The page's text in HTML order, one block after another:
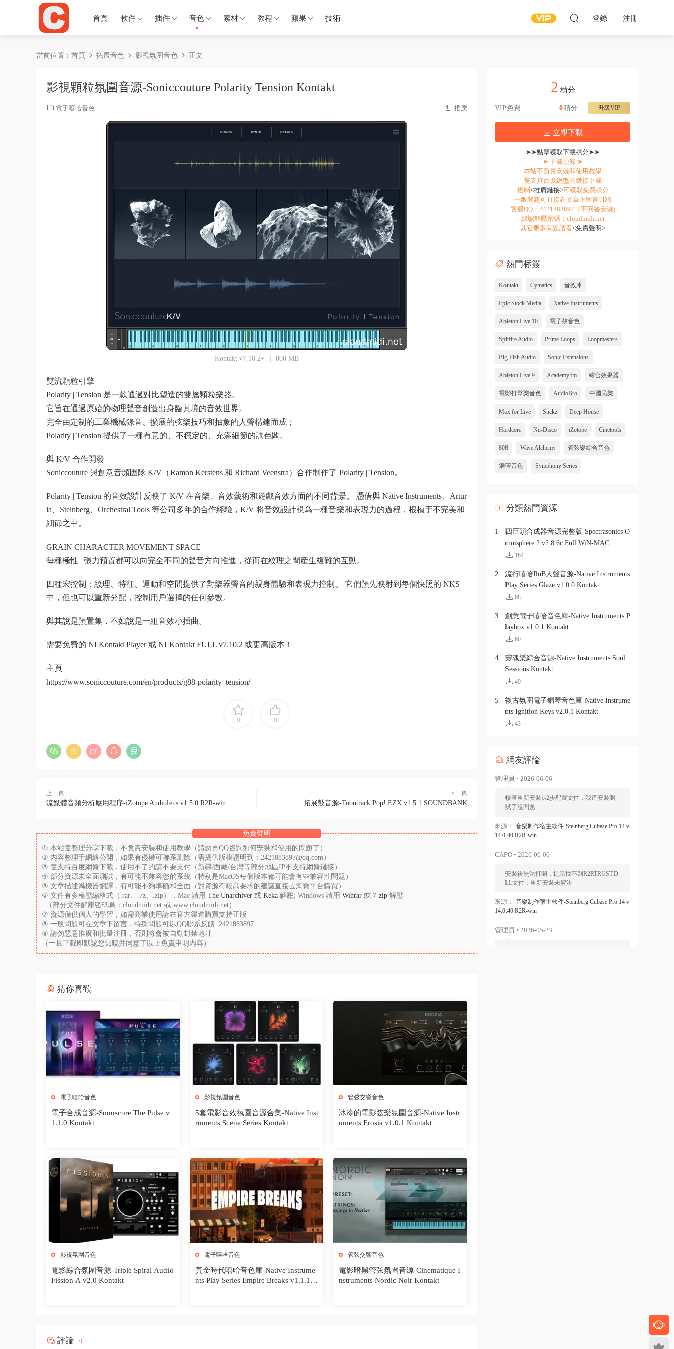
首頁 軟件 插件 音色 素材 教程 蘋果 技術 登錄 注冊
當前位置： 首頁 拓展音色 影視氛圍音色 正文
影視顆粒氛圍音源-Soniccouture Polarity Tension Kontakt
電子嘻哈音色 推廣
Kontakt v7.10.2+ ｜ 800 MB
雙流顆粒引擎
Polarity | Tension 是一款通過對比塑造的雙層顆粒樂器。
它旨在通過原始的物理聲音創造出身臨其境的音效世界。
完全由定制的工業機械錄音、擴展的弦樂技巧和抽象的人聲構建而成；
Polarity | Tension 提供了一種有意的、不穩定的、充滿細節的調色闆。
與 K/V 合作開發
Soniccouture 與創意音頻團隊 K/V（Ramon Kerstens 和 Richard Veenstra）合作制作了 Polarity | Tension。
Polarity | Tension 的音效設計反映了 K/V 在音樂、音效藝術和遊戲音效方面的不同背景。 憑借與 Native Instruments、Artur
ia、Steinberg、Orchestral Tools 等公司多年的合作經驗，K/V 将音效設計視爲一種音樂和表現力的過程，根植于不完美和
細節之中。
GRAIN CHARACTER MOVEMENT SPACE
每種極性 | 張力預置都可以向完全不同的聲音方向推進，從而在紋理之間産生複雜的互動。
四種宏控制：紋理、特征、運動和空間提供了對樂器聲音的親身體驗和表現力控制。 它們預先映射到每個快照的 NKS
中，但也可以重新分配，控制用戶選擇的任何參數。
與其說是預置集，不如說是一組音效小插曲。
需要免費的 NI Kontakt Player 或 NI Kontakt FULL v7.10.2 或更高版本！
主頁
https://www.soniccouture.com/en/products/g88-polarity–tension/
0 0
上一篇
流媒體音頻分析應用程序-iZotope Audiolens v1.5.0 R2R-win
下一篇
拓展鼓音源-Toontrack Pop! EZX v1.5.1 SOUNDBANK
免責聲明
① 本站隻整理分享下載，不負責安裝和使用教學（請勿再QQ咨詢如何安裝和使用的問題了）
② 内容整理于網絡公開，如果有侵權可聯系删除（需提供版權證明到：2421883897@qq.com）
③ 隻支持百度網盤下載，使用不了的請不要支付（新疆/西藏/台灣等部分地區IP不支持網盤鏈接）
④ 部分資源未全面測試，有可能不兼容您的系統（特别是MacOS每個版本都可能會有些兼容性問題）
⑤ 文章描述爲機器翻譯，有可能不夠準确和全面（對資源有較高要求的建議直接去淘寶平台購買）
⑥ 文件有多種壓縮格式（.rar、.7z、.zip），Mac 請用 The Unarchiver 或 Keka 解壓; Windows 請用 Winrar 或 7-zip 解壓
（部分文件解壓密碼爲：cloudmidi.net 或 www.cloudmidi.net）
⑦ 資源僅供個人的學習，如需商業使用請在官方渠道購買支持正版
⑧ 一般問題可在文章下留言，特殊問題可以QQ聯系反饋: 2421883897
⑨ 請勿惡意推廣和批量注冊，否則将會被自動封禁地址
（一旦下載即默認您知曉并同意了以上免責申明内容）
猜你喜歡
電子嘻哈音色
電子合成音源-Sonuscore The Pulse v
1.1.0 Kontakt
影視氛圍音色
5套電影音效氛圍音源合集-Native Inst
ruments Scene Series Kontakt
管弦交響音色
冰冷的電影弦樂氛圍音源-Native Instr
uments Erosia v1.0.1 Kontakt
影視氛圍音色
電影綜合氛圍音源-Triple Spiral Audio
Fission A v2.0 Kontakt
電子嘻哈音色
黃金時代嘻哈音色庫-Native Instrume
nts Play Series Empire Breaks v1.1.1 K
管弦交響音色
電影暗黑管弦氛圍音源-Cinematique I
nstruments Nordic Noir Kontakt
評論 0
2 積分
VIP免費 升級VIP
0積分
立即下載
➤➤點擊獲取下載積分➤➤
➤ 下載須知 ➤
本站不負責安裝和使用教學
隻支持百度網盤的鏈接下載
複制 <推廣鏈接>可獲取免費積分
一般問題可直接在文章下留言讨論
客服QQ：2421883897（不回答安裝)
默認解壓密碼：cloudmidi.net
其它更多問題請看<免責聲明>
熱門标簽
Kontakt Cymatics 音效庫
Epic Stock Media Native Instruments
Ableton Live 10 電子鼓音色
Spitfire Audio Prime Loops Loopmasters
Big Fish Audio Sonic Extensions
Ableton Live 9 Academy.fm 綜合效果器
電影打擊樂音色 AudioBro 中國民樂
Max for Live Stickz Deep House
Hardcore Nu-Disco iZotope Cinetools
808 Wave Alchemy 管弦樂綜合音色
銅管音色 Symphony Series
分類熱門資源
1
四巨頭合成器音源完整版-Spectrasonics O
mnisphere 2 v2.8.6c Full WiN-MAC
164
2
流行嘻哈RnB人聲音源-Native Instruments
Play Series Glaze v1.0.0 Kontakt
68
3
創意電子嘻哈音色庫-Native Instruments P
laybox v1.0.1 Kontakt
60
4
靈魂樂綜合音源-Native Instruments Soul
Sessions Kontakt
49
5
複古氛圍電子鋼琴音色庫-Native Instrume
nts Ignition Keys v2.0.1 Kontakt
43
網友評論
管理員 • 2026-06-06
檢查重新安裝1-2步配置文件，我這安裝測
試了沒問題
來源：
音樂制作宿主軟件-Steinberg Cubase Pro 14 v
14.0.40 R2R-win
CAPO • 2026-06-06
安裝後無法打開，提示找不到R2RTRUST.D
LL文件，重新安裝未解決
來源：
音樂制作宿主軟件-Steinberg Cubase Pro 14 v
14.0.40 R2R-win
管理員 • 2026-05-23